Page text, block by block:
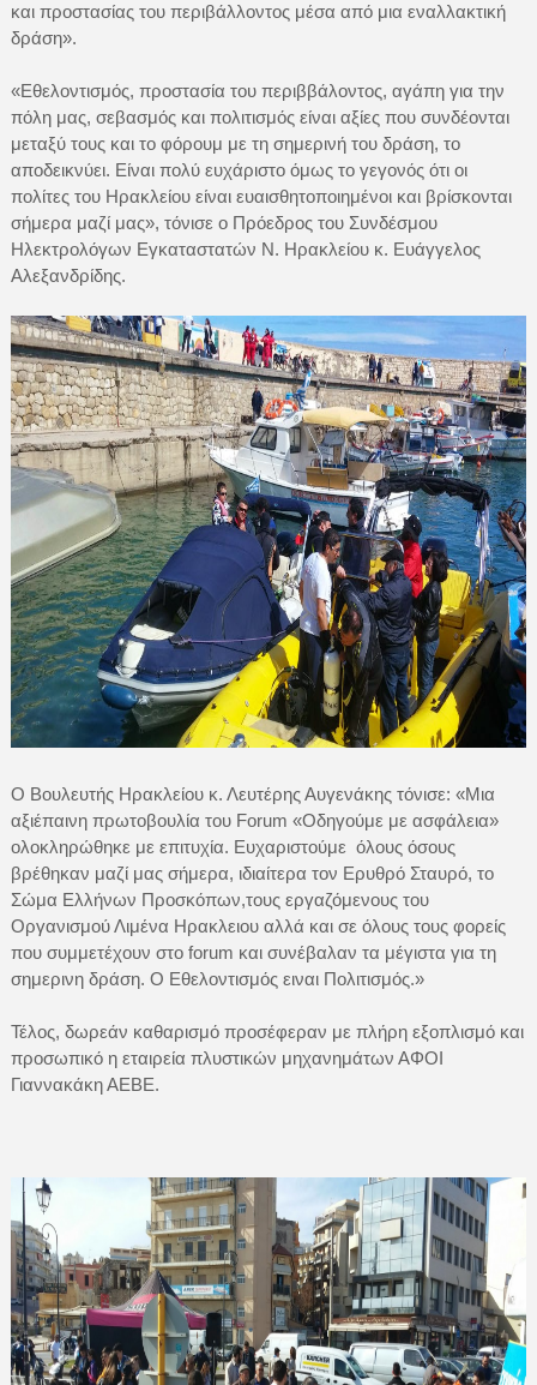
και προστασίας του περιβάλλοντος μέσα από μια εναλλακτική
δράση».
«Εθελοντισμός, προστασία του περιββάλοντος, αγάπη για την
πόλη μας, σεβασμός και πολιτισμός είναι αξίες που συνδέονται
μεταξύ τους και το φόρουμ με τη σημερινή του δράση, το
αποδεικνύει. Είναι πολύ ευχάριστο όμως το γεγονός ότι οι
πολίτες του Ηρακλείου είναι ευαισθητοποιημένοι και βρίσκονται
σήμερα μαζί μας», τόνισε ο Πρόεδρος του Συνδέσμου
Ηλεκτρολόγων Εγκαταστατών Ν. Ηρακλείου κ. Ευάγγελος
Αλεξανδρίδης.
Ο Βουλευτής Ηρακλείου κ. Λευτέρης Αυγενάκης τόνισε: «Μια
αξιέπαινη πρωτοβουλία του Forum «Οδηγούμε με ασφάλεια»
ολοκληρώθηκε με επιτυχία. Ευχαριστούμε όλους όσους
βρέθηκαν μαζί μας σήμερα, ιδιαίτερα τον Ερυθρό Σταυρό, το
Σώμα Ελλήνων Προσκόπων,τους εργαζόμενους του
Οργανισμού Λιμένα Ηρακλειου αλλά και σε όλους τους φορείς
που συμμετέχουν στο forum και συνέβαλαν τα μέγιστα για τη
σημερινη δράση. Ο Εθελοντισμός ειναι Πολιτισμός.»
Τέλος, δωρεάν καθαρισμό προσέφεραν με πλήρη εξοπλισμό και
προσωπικό η εταιρεία πλυστικών μηχανημάτων ΑΦΟΙ
Γιαννακάκη ΑΕΒΕ.